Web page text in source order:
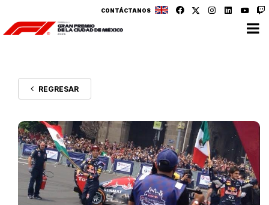
CONTÁCTANOS
REGRESAR